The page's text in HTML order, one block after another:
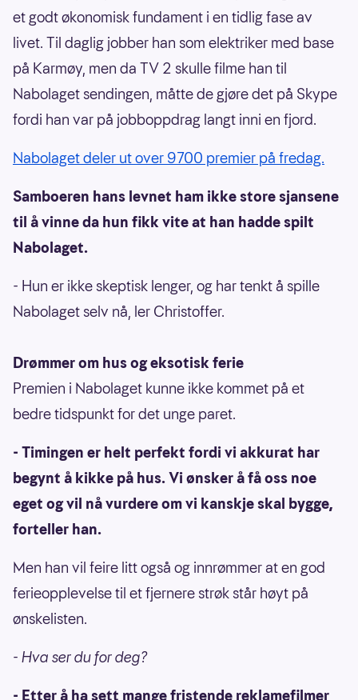
et godt økonomisk fundament i en tidlig fase av
livet. Til daglig jobber han som elektriker med base
på Karmøy, men da TV 2 skulle filme han til
Nabolaget sendingen, måtte de gjøre det på Skype
fordi han var på jobboppdrag langt inni en fjord.
Nabolaget deler ut over 9700 premier på fredag.
Samboeren hans levnet ham ikke store sjansene
til å vinne da hun fikk vite at han hadde spilt
Nabolaget.
- Hun er ikke skeptisk lenger, og har tenkt å spille
Nabolaget selv nå, ler Christoffer.
Drømmer om hus og eksotisk ferie
Premien i Nabolaget kunne ikke kommet på et
bedre tidspunkt for det unge paret.
- Timingen er helt perfekt fordi vi akkurat har
begynt å kikke på hus. Vi ønsker å få oss noe
eget og vil nå vurdere om vi kanskje skal bygge,
forteller han.
Men han vil feire litt også og innrømmer at en god
ferieopplevelse til et fjernere strøk står høyt på
ønskelisten.
- Hva ser du for deg?
- Etter å ha sett mange fristende reklamefilmer